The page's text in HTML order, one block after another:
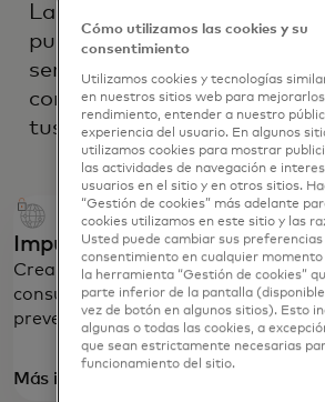
La seguridad del mundo
puede lograr en solitario.
servicios de prevención de
comercio electrónico te
tus clientes.
Impulsa una economía digital
Crea un futuro más seguro con
consultoría de ciberseguridad y
prevención del fraude.
Más información
Cómo utilizamos las cookies y su
consentimiento
Utilizamos cookies y tecnologías
en nuestros sitios web para
rendimiento, entender a nuestro
experiencia del usuario. En algunos
utilizamos cookies para mostrar
las actividades de navegación e
usuarios en el sitio y en otros sitios.
“Gestión de cookies” más adelante
cookies utilizamos en este sitio y las
Usted puede cambiar sus preferencias
consentimiento en cualquier momento
la herramienta “Gestión de cookies”
parte inferior de la pantalla
vez de botón en algunos sitios). Esto
algunas o todas las cookies, a
que sean estrictamente necesarias
funcionamiento del sitio.